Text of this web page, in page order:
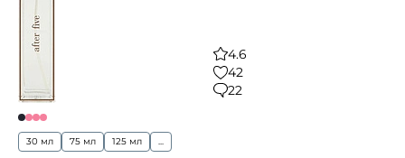
4.6
42
22
30 мл 75 мл 125 мл ...